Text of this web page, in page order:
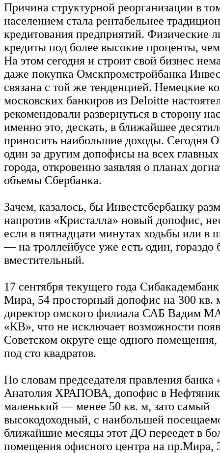
Причина структурной реорганизации в
населением стала рентабельнее
кредитования предприятий. Физические
кредиты под более высокие проценты,
На этом сегодня и строит свой бизнес
даже покупка Омскпромстройбанка
связана с той же тенденцией. Немецкие
московских банкиров из Deloitte
рекомендовали развернуться в сторону
именно это, дескать, в ближайшее
приносить наибольшие доходы. Сегодня
один за другим допофисы на всех
города, откровенно заявляя о планах
объемы Сбербанка.
Зачем, казалось, бы Инвестсбербанку
напротив «Кристалла» новый допофис,
если в пятнадцати минутах ходьбы или в
— на троллейбусе уже есть один, гораздо
вместительный.
17 сентября текущего года
Мира, 54 просторный допофис на 300 кв.
директор омского филиала САБ Вадим
«КВ», что не исключает возможности
Советском округе еще одного
под сто квадратов.
По словам председателя правления
Анатолия ХРАПОВА, допофис в
маленький — менее 50 кв. м, зато самый
высокодоходный, с наибольшей
ближайшие месяцы этот ДО переедет в
помещения офисного центра на пр.Мира,